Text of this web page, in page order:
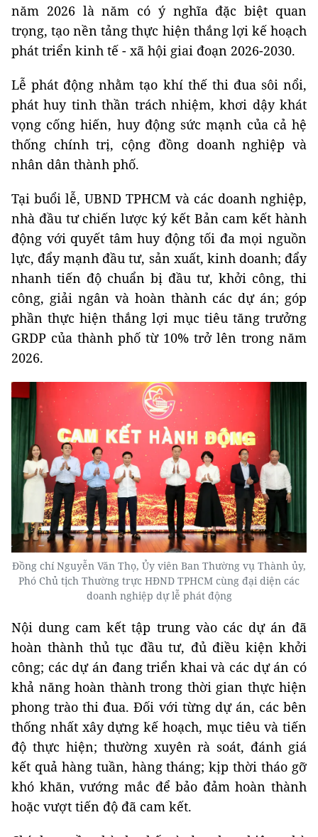
năm 2026 là năm có ý nghĩa đặc biệt quan
trọng, tạo nền tảng thực hiện thắng lợi kế hoạch
phát triển kinh tế - xã hội giai đoạn 2026-2030.
Lễ phát động nhằm tạo khí thế thi đua sôi nổi,
phát huy tinh thần trách nhiệm, khơi dậy khát
vọng cống hiến, huy động sức mạnh của cả hệ
thống chính trị, cộng đồng doanh nghiệp và
nhân dân thành phố.
Tại buổi lễ, UBND TPHCM và các doanh nghiệp,
nhà đầu tư chiến lược ký kết Bản cam kết hành
động với quyết tâm huy động tối đa mọi nguồn
lực, đẩy mạnh đầu tư, sản xuất, kinh doanh; đẩy
nhanh tiến độ chuẩn bị đầu tư, khởi công, thi
công, giải ngân và hoàn thành các dự án; góp
phần thực hiện thắng lợi mục tiêu tăng trưởng
GRDP của thành phố từ 10% trở lên trong năm
2026.
Đồng chí Nguyễn Văn Thọ, Ủy viên Ban Thường vụ Thành ủy,
Phó Chủ tịch Thường trực HĐND TPHCM cùng đại diện các
doanh nghiệp dự lễ phát động
Nội dung cam kết tập trung vào các dự án đã
hoàn thành thủ tục đầu tư, đủ điều kiện khởi
công; các dự án đang triển khai và các dự án có
khả năng hoàn thành trong thời gian thực hiện
phong trào thi đua. Đối với từng dự án, các bên
thống nhất xây dựng kế hoạch, mục tiêu và tiến
độ thực hiện; thường xuyên rà soát, đánh giá
kết quả hàng tuần, hàng tháng; kịp thời tháo gỡ
khó khăn, vướng mắc để bảo đảm hoàn thành
hoặc vượt tiến độ đã cam kết.